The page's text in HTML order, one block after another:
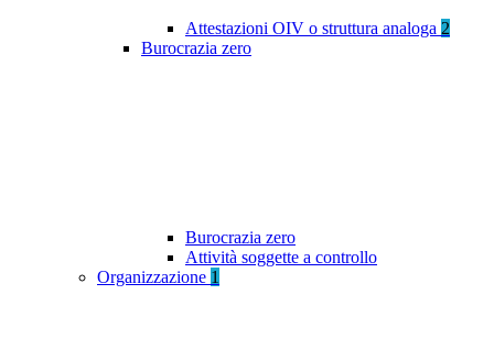
Attestazioni OIV o struttura analoga 2
Burocrazia zero
Burocrazia zero
Attività soggette a controllo
Organizzazione 1